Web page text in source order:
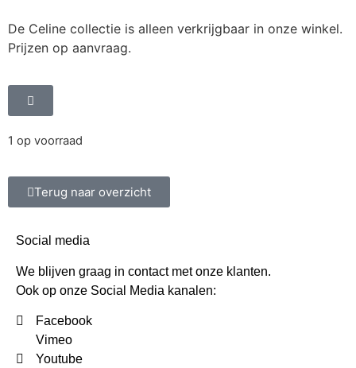
De Celine collectie is alleen verkrijgbaar in onze winkel.
Prijzen op aanvraag.
1 op voorraad
Terug naar overzicht
Social media
We blijven graag in contact met onze klanten.
Ook op onze Social Media kanalen:
Facebook
Vimeo
Youtube